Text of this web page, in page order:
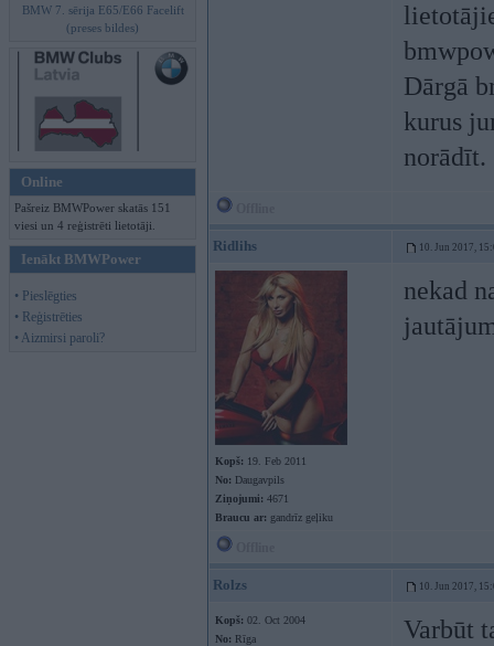
BMW 7. sērija E65/E66 Facelift
(preses bildes)
Online
Pašreiz BMWPower skatās 151
viesi un 4 reģistrēti lietotāji.
Ienākt BMWPower
• Pieslēgties
• Reģistrēties
• Aizmirsi paroli?
Dārgā
kurus
norādīt.
Ridlihs 10. Jun 2017,
Kopš: 19. Feb 2011
No: Daugavpils
Ziņojumi: 4671
Braucu ar: gandrīz geļiku
nekad
Rolzs 10. Jun 2017,
Kopš: 02. Oct 2004
No: Rīga
Varbūt